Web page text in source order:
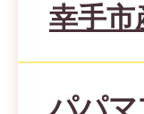
幸手市
パパ